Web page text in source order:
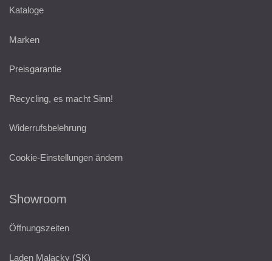
Kataloge
Marken
Preisgarantie
Recycling, es macht Sinn!
Widerrufsbelehrung
Cookie-Einstellungen ändern
Showroom
Öffnungszeiten
Laden Malacky (SK)